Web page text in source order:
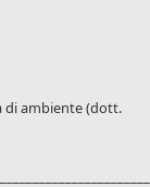
di ambiente (dott.